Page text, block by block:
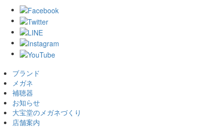
ブランド
メガネ
補聴器
お知らせ
大宝堂のメガネづくり
店舗案内